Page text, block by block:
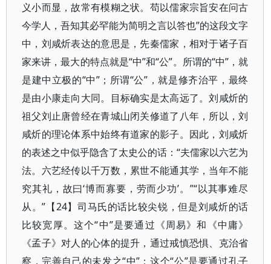
义小而显，故常有模糊之状。苟以儒家宗旨安在问古
今学人，吾知其必罕能为简明之言以答也”的这段文字
中，刘咸炘表达的意思是，先秦儒家，相对于诸子百
家来讲，最大的特点就是“中”和“公”。所谓的“中”，就
是建中立极的“中”；所谓“公”，就是修齐治平，最终
是由小康走向大同。目标确实是太高远了。刘咸炘的
祖父刘止唐曾经在青城山闭关修道了八年，所以，刘
咸炘的理论体系中始终有道家的影子。因此，刘咸炘
的表述之中似乎隐含了太史公的话：“夫儒家以六艺为
法。六艺经传以千万数，累世不能通其学，当年不能
究其礼，故曰‘博而寡要，劳而少功’。”“以其事难尽
从。”【24】司马氏的话比较尖锐，但是刘咸炘的话
比较宽厚。这个“中”是要通过《周易》和《中庸》
《孟子》对人的心体的提升，通过戒慎恐惧、克治省
察，完善自己的未发之“中”；这个“公”是要通过孔子